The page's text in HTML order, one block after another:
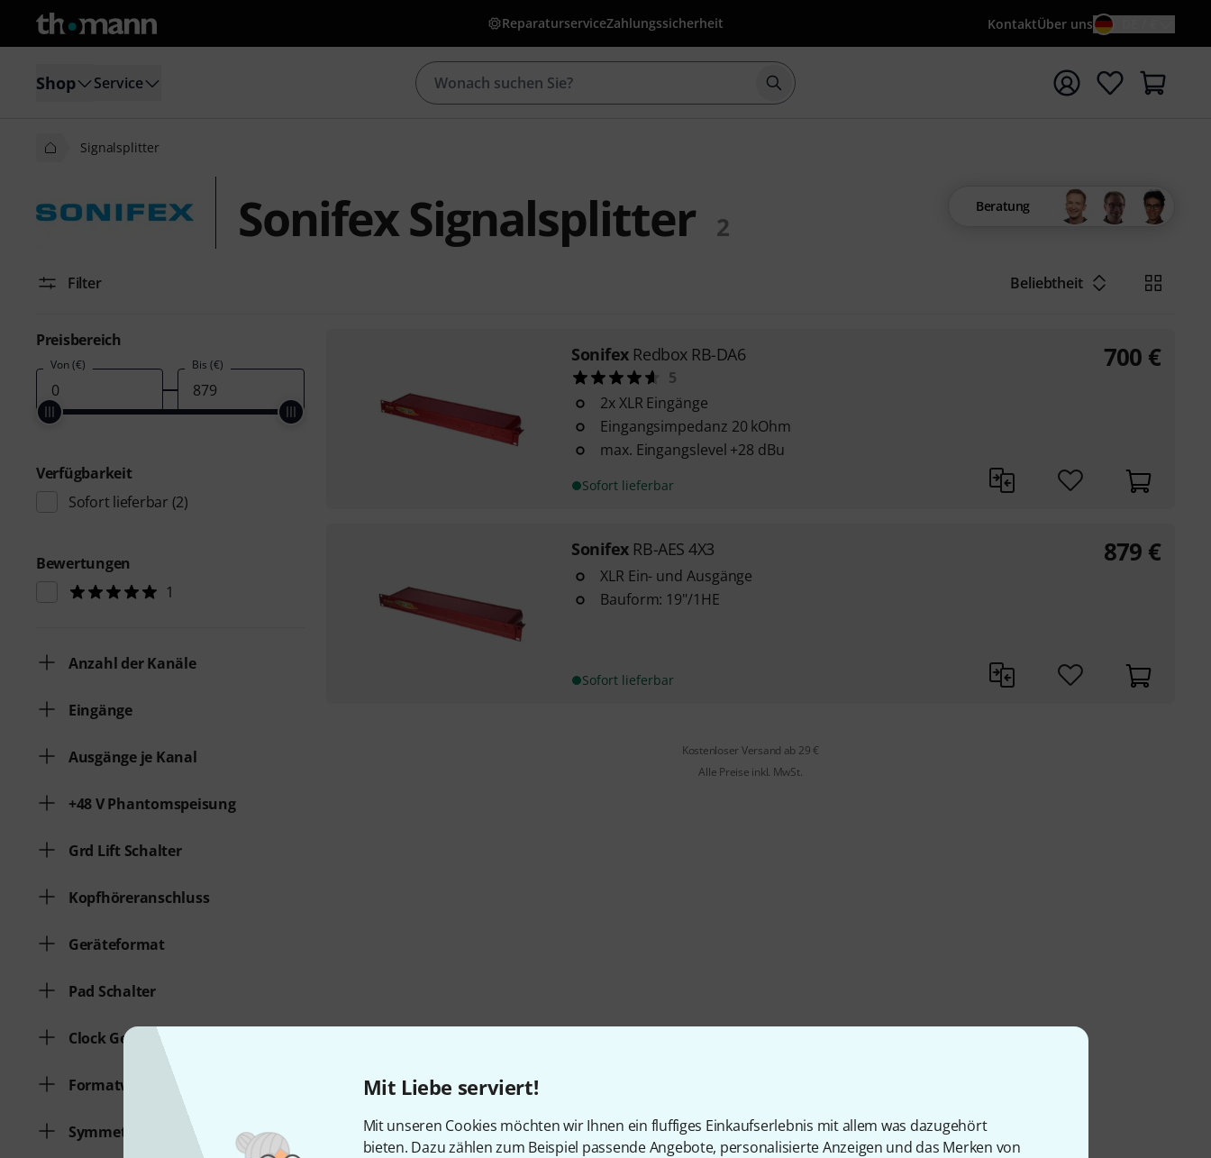
Mit Liebe serviert!
Mit unseren Cookies möchten wir Ihnen ein fluffiges Einkaufserlebnis mit allem was dazugehört
bieten. Dazu zählen zum Beispiel passende Angebote, personalisierte Anzeigen und das Merken von
ReparaturserviceZahlungssicherheit KontaktÜber uns
Shop Service Suche mit Suchwort {searchTerm} starten
Signalsplitter
Sonifex Signalsplitter 2
Beratung
Filter Beliebtheit
Preisbereich
Von (€) Bis (€)
Verfügbarkeit
Sofort lieferbar (2)
Bewertungen
1
Anzahl der Kanäle
Eingänge
Ausgänge je Kanal
+48 V Phantomspeisung
Grd Lift Schalter
Kopfhöreranschluss
Geräteformat
Pad Schalter
Clock Generator
Formatwandler
Symmetrierer
Sonifex Redbox RB-DA6
5
2x XLR Eingänge
Eingangsimpedanz 20 kOhm
max. Eingangslevel +28 dBu
Sofort lieferbar
700 €
Sonifex RB-AES 4X3
XLR Ein- und Ausgänge
Bauform: 19"/1HE
Sofort lieferbar
879 €
Kostenloser Versand ab 29 €
Alle Preise inkl. MwSt.